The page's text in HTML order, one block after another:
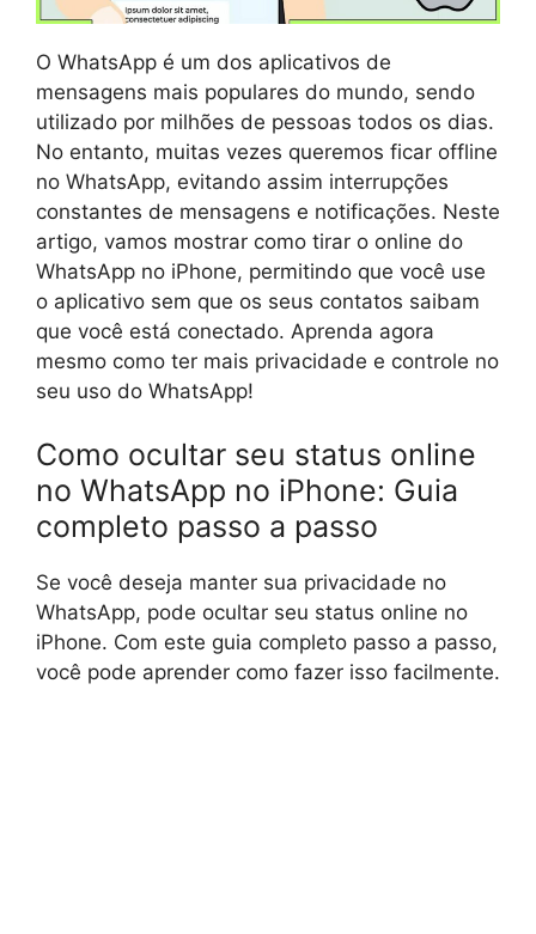
O WhatsApp é um dos aplicativos de
mensagens mais populares do mundo, sendo
utilizado por milhões de pessoas todos os dias.
No entanto, muitas vezes queremos ficar offline
no WhatsApp, evitando assim interrupções
constantes de mensagens e notificações. Neste
artigo, vamos mostrar como tirar o online do
WhatsApp no iPhone, permitindo que você use
o aplicativo sem que os seus contatos saibam
que você está conectado. Aprenda agora
mesmo como ter mais privacidade e controle no
seu uso do WhatsApp!
Como ocultar seu status online
no WhatsApp no iPhone: Guia
completo passo a passo
Se você deseja manter sua privacidade no
WhatsApp, pode ocultar seu status online no
iPhone. Com este guia completo passo a passo,
você pode aprender como fazer isso facilmente.